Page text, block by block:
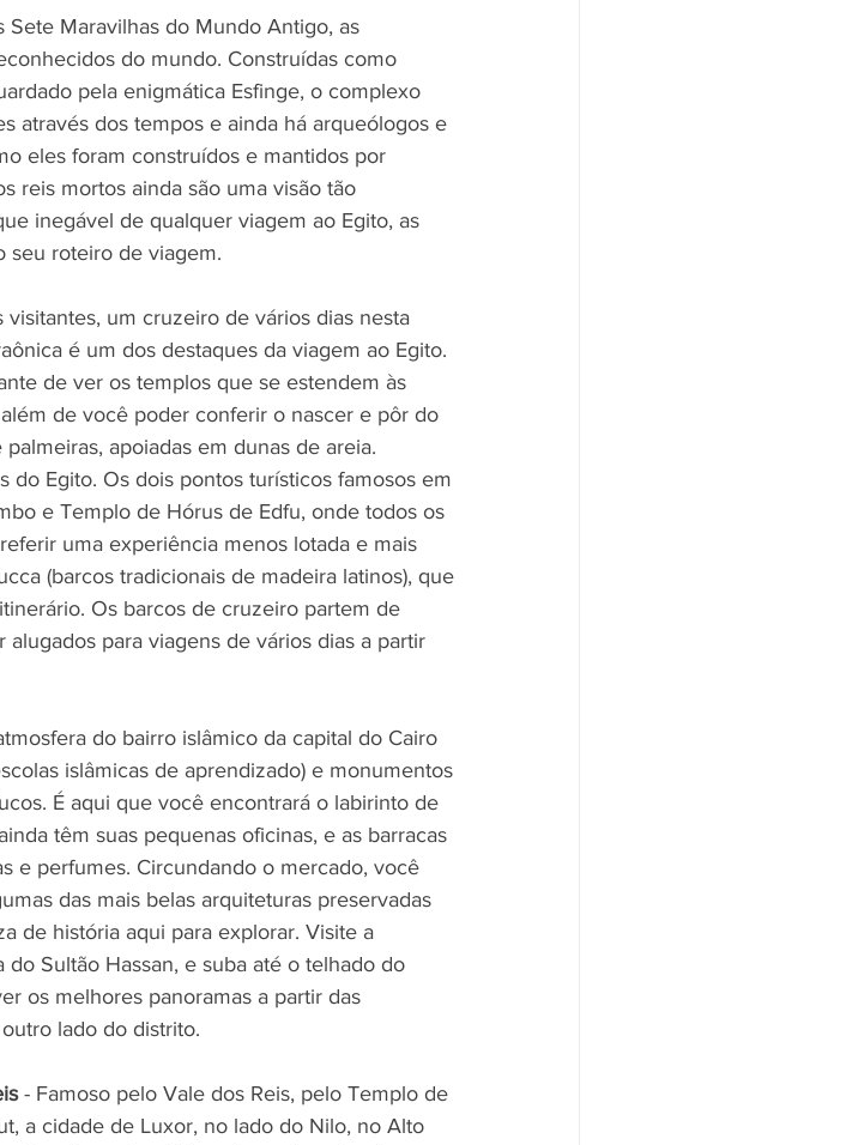
Sete Maravilhas do Mundo Antigo, as
do mundo. Construídas como
pela enigmática Esfinge, o complexo
através dos tempos e ainda há arqueólogos e
eles foram construídos e mantidos por
reis mortos ainda são uma visão tão
inegável de qualquer viagem ao Egito, as
seu roteiro de viagem.
um cruzeiro de vários dias nesta
é um dos destaques da viagem ao Egito.
de ver os templos que se estendem às
de você poder conferir o nascer e pôr do
apoiadas em dunas de areia.
do Egito. Os dois pontos turísticos famosos em
e Templo de Hórus de Edfu, onde todos os
uma experiência menos lotada e mais
(barcos tradicionais de madeira latinos), que
Os barcos de cruzeiro partem de
para viagens de vários dias a partir
do bairro islâmico da capital do Cairo
islâmicas de aprendizado) e monumentos
É aqui que você encontrará o labirinto de
têm suas pequenas oficinas, e as barracas
e perfumes. Circundando o mercado, você
das mais belas arquiteturas preservadas
de história aqui para explorar. Visite a
Sultão Hassan, e suba até o telhado do
os melhores panoramas a partir das
lado do distrito.
- Famoso pelo Vale dos Reis, pelo Templo de
a cidade de Luxor, no lado do Nilo, no Alto